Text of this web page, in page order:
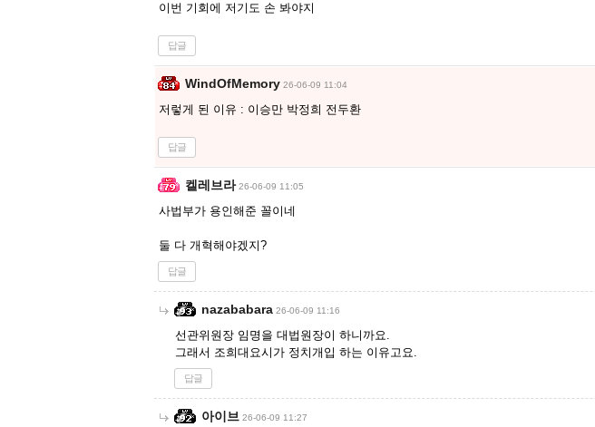
이번 기회에 저기도 손 봐야지
답글
WindOfMemory 26-06-09 11:04
저렇게 된 이유 : 이승만 박정희 전두환
답글
켈레브라 26-06-09 11:05
사법부가 용인해준 꼴이네
둘 다 개혁해야겠지?
답글
nazababara 26-06-09 11:16
선관위원장 임명을 대법원장이 하니까요.
그래서 조희대요시가 정치개입 하는 이유고요.
답글
아이브 26-06-09 11:27